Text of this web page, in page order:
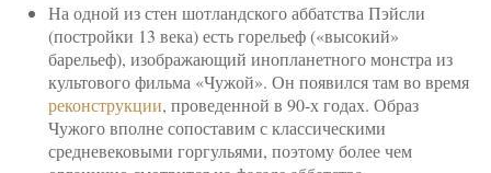
На одной из стен шотландского аббатства Пэйсли
(постройки 13 века) есть горельеф («высокий»
барельеф), изображающий инопланетного монстра из
культового фильма «Чужой». Он появился там во время
реконструкции, проведенной в 90-х годах. Образ
Чужого вполне сопоставим с классическими
средневековыми горгульями, поэтому более чем